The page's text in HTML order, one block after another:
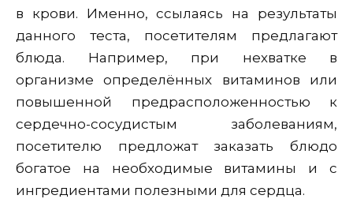
в крови. Именно, ссылаясь на результаты
данного теста, посетителям предлагают
блюда. Например, при нехватке в
организме определённых витаминов или
повышенной предрасположенностью к
сердечно-сосудистым заболеваниям,
посетителю предложат заказать блюдо
богатое на необходимые витамины и с
ингредиентами полезными для сердца.